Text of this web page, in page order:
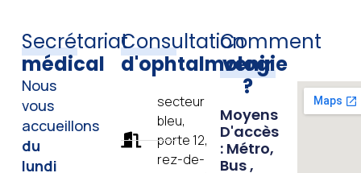
Secrétariat
médical
Nous
vous
accueillons
du
lundi
Consultation
d'ophtalmologie
secteur
bleu,
porte 12,
rez-de-
Comment
venir
?
Moyens
D'accès
: Métro,
Bus ,